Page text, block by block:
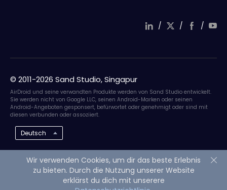
/ / /
© 2011-2026 Sand Studio, Singapur
AirDroid und seine verwandten Produkte werden von Sand Studio entwickelt.
Sie werden nicht von Google LLC, seinen Android-Marken oder seinen
Android-Angeboten gesponsert, befürwortet oder genehmigt oder sind mit
diesen verbunden oder assoziiert.
Deutsch
Wir verwenden Cookies, um dir das beste Erlebnis
zu bieten. Durch die Nutzung unserer Website
erklärst du dich mit unserere